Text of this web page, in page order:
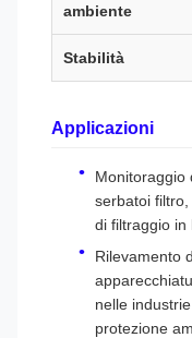
ambiente
Stabilità
Applicazioni
Monitoraggio
serbatoi
di filtraggio in
Rilevamento
nelle
protezione